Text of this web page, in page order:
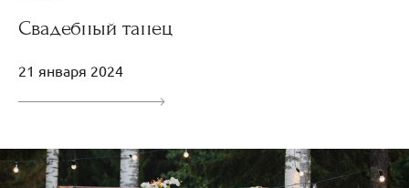
Свадебный танец
21 января 2024